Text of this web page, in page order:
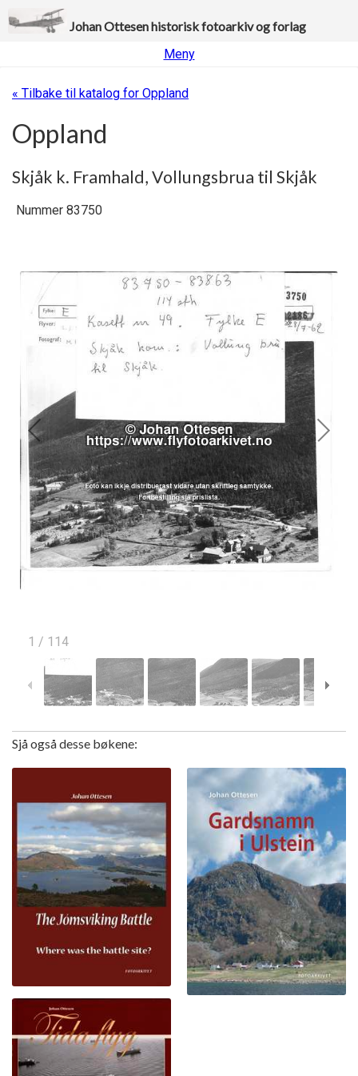
Johan Ottesen historisk fotoarkiv og forlag
Meny
« Tilbake til katalog for Oppland
Oppland
Skjåk k. Framhald, Vollungsbrua til Skjåk
1 / 114
Nummer 83750
Sjå også desse bøkene: